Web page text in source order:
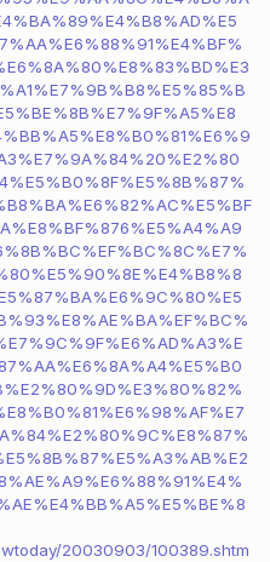
20030903/100389.shtm